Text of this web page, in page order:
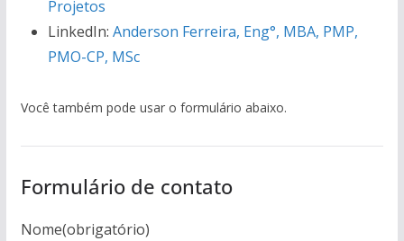
Projetos
LinkedIn: Anderson Ferreira, Eng°, MBA, PMP,
PMO-CP, MSc
Você também pode usar o formulário abaixo.
Formulário de contato
Nome(obrigatório)